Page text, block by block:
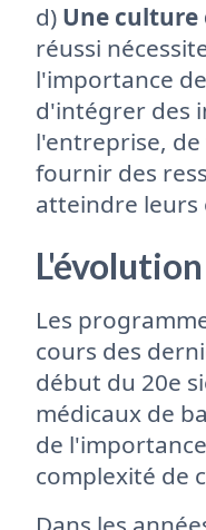
d) Une
réussi
l'importance
d'intégrer des
l'entreprise,
fournir des
atteindre leurs
Les
cours des
début du 20e
médicaux de
de
complexité de